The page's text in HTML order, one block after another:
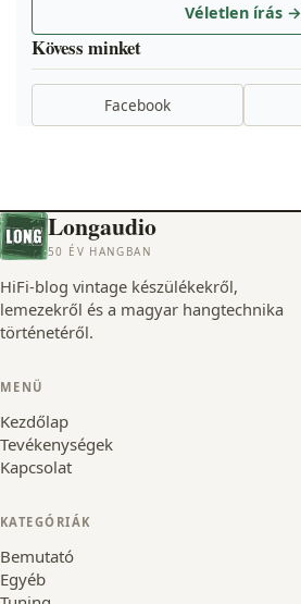
Véletlen írás →
Kövess minket
Facebook
Longaudio
50 ÉV HANGBAN
HiFi-blog vintage készülékekről,
lemezekről és a magyar hangtechnika
történetéről.
MENÜ
Kezdőlap
Tevékenységek
Kapcsolat
KATEGÓRIÁK
Bemutató
Egyéb